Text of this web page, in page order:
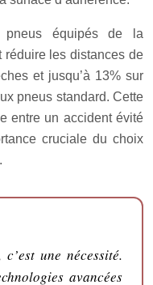
équipés de la
réduire les distances de
et jusqu’à 13% sur
pneus standard. Cette
entre un accident évité
cruciale du choix
une nécessité.
avancées